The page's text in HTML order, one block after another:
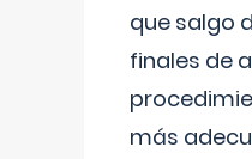
que salgo
finales de
más